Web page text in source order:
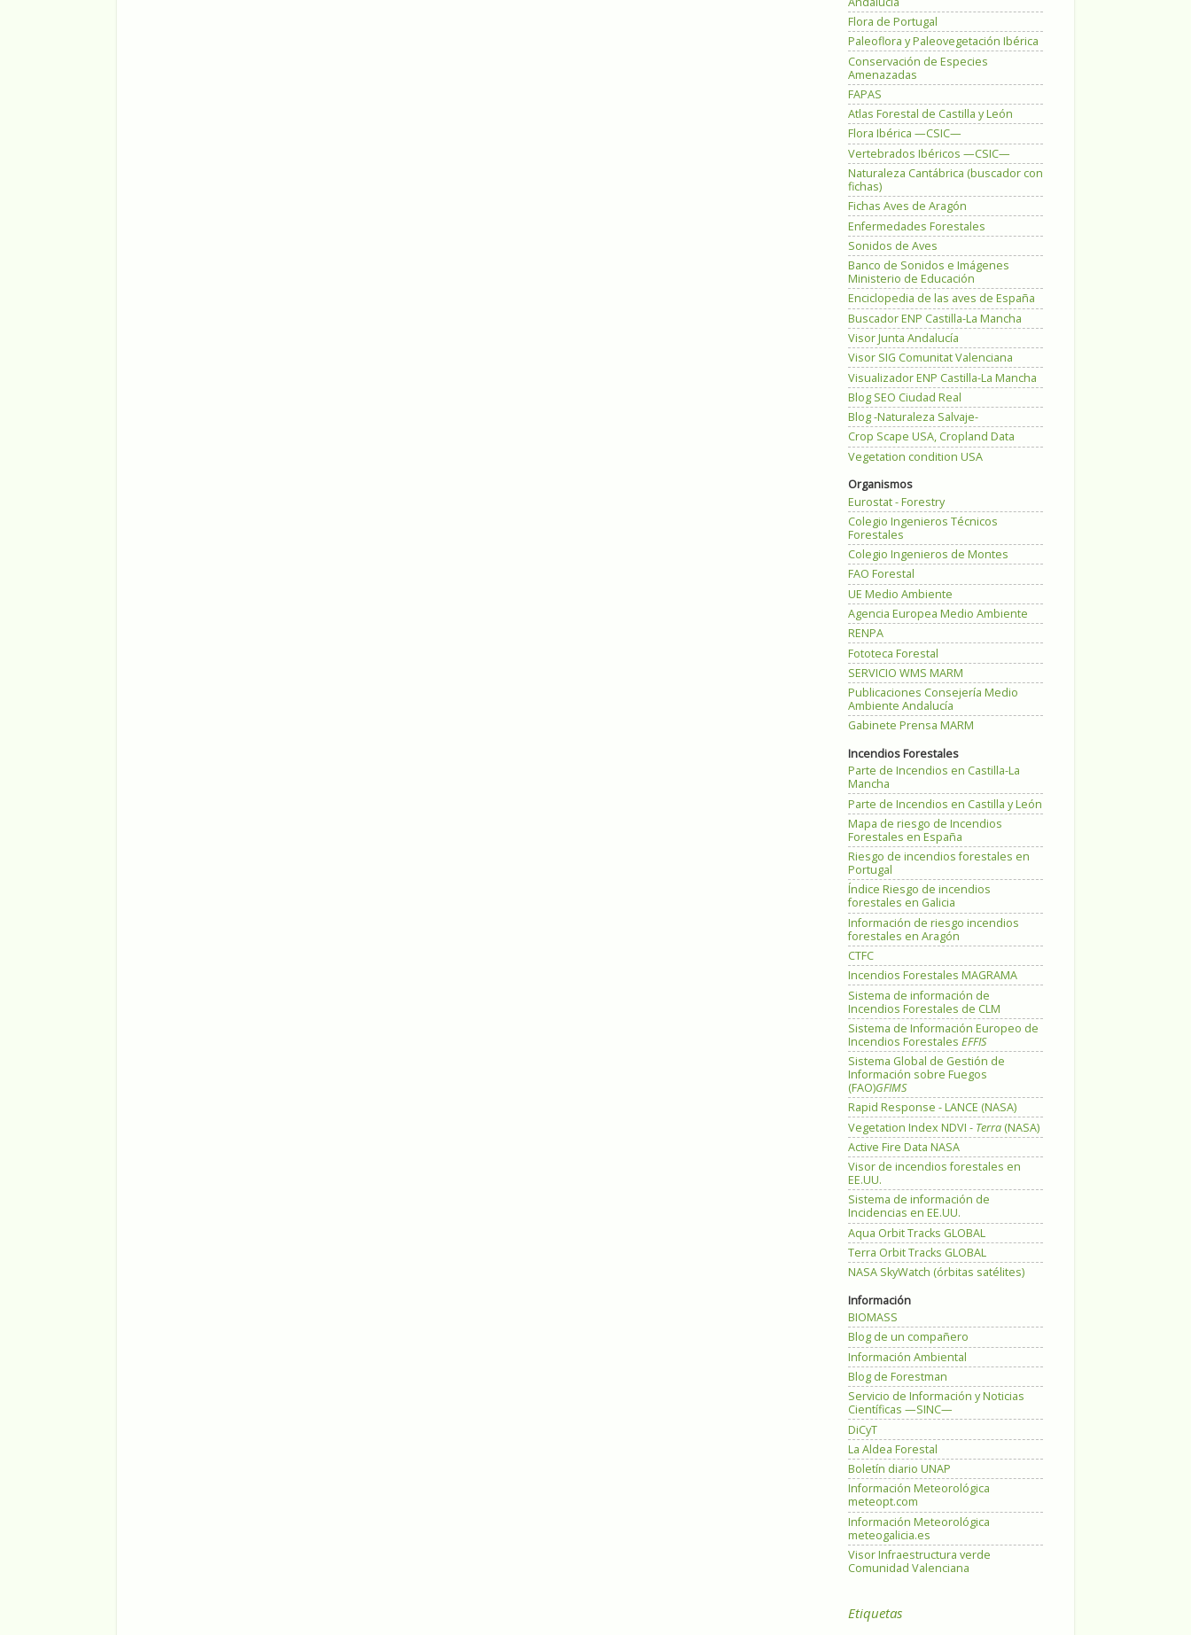
Flora de Portugal
Paleoflora y Paleovegetación Ibérica
Conservación de Especies
Amenazadas
FAPAS
Atlas Forestal de Castilla y León
Flora Ibérica —CSIC—
Vertebrados Ibéricos —CSIC—
Naturaleza Cantábrica (buscador con
fichas)
Fichas Aves de Aragón
Enfermedades Forestales
Sonidos de Aves
Banco de Sonidos e Imágenes
Ministerio de Educación
Enciclopedia de las aves de España
Buscador ENP Castilla-La Mancha
Visor Junta Andalucía
Visor SIG Comunitat Valenciana
Visualizador ENP Castilla-La Mancha
Blog SEO Ciudad Real
Blog -Naturaleza Salvaje-
Crop Scape USA, Cropland Data
Vegetation condition USA
Organismos
Eurostat - Forestry
Colegio Ingenieros Técnicos
Forestales
Colegio Ingenieros de Montes
FAO Forestal
UE Medio Ambiente
Agencia Europea Medio Ambiente
RENPA
Fototeca Forestal
SERVICIO WMS MARM
Publicaciones Consejería Medio
Ambiente Andalucía
Gabinete Prensa MARM
Incendios Forestales
Parte de Incendios en Castilla-La
Mancha
Parte de Incendios en Castilla y León
Mapa de riesgo de Incendios
Forestales en España
Riesgo de incendios forestales en
Portugal
Índice Riesgo de incendios
forestales en Galicia
Información de riesgo incendios
forestales en Aragón
CTFC
Incendios Forestales MAGRAMA
Sistema de información de
Incendios Forestales de CLM
Sistema de Información Europeo de
Incendios Forestales EFFIS
Sistema Global de Gestión de
Información sobre Fuegos
(FAO)GFIMS
Rapid Response - LANCE (NASA)
Vegetation Index NDVI - Terra (NASA)
Active Fire Data NASA
Visor de incendios forestales en
EE.UU.
Sistema de información de
Incidencias en EE.UU.
Aqua Orbit Tracks GLOBAL
Terra Orbit Tracks GLOBAL
NASA SkyWatch (órbitas satélites)
Información
BIOMASS
Blog de un compañero
Información Ambiental
Blog de Forestman
Servicio de Información y Noticias
Científicas —SINC—
DiCyT
La Aldea Forestal
Boletín diario UNAP
Información Meteorológica
meteopt.com
Información Meteorológica
meteogalicia.es
Visor Infraestructura verde
Comunidad Valenciana
Etiquetas